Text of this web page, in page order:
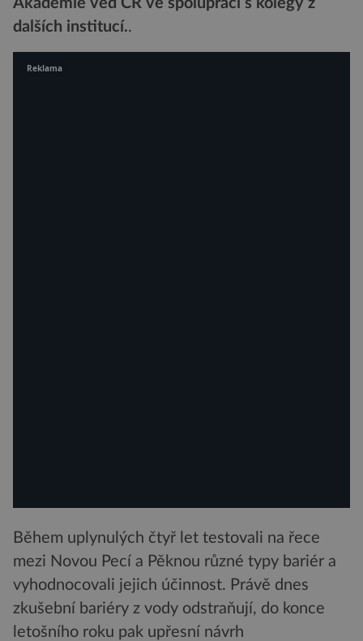
Akademie věd ČR ve spolupráci s kolegy z
dalších institucí..
Během uplynulých čtyř let testovali na řece
mezi Novou Pecí a Pěknou různé typy bariér a
vyhodnocovali jejich účinnost. Právě dnes
zkušební bariéry z vody odstraňují, do konce
letošního roku pak upřesní návrh
Reklama